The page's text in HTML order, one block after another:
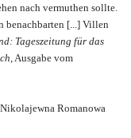
nach vermuthen sollte.
benachbarten [...] Villen
Tageszeitung für das
, Ausgabe vom
Romanowa